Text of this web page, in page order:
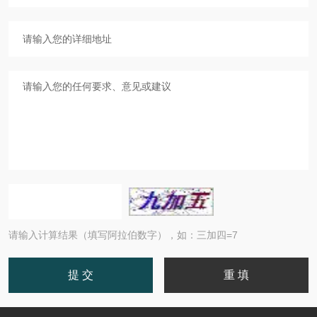
请输入计算结果（填写阿拉伯数字），如：三加四=7